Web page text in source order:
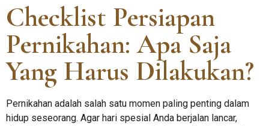
Checklist Persiapan
Pernikahan: Apa Saja
Yang Harus Dilakukan?
Pernikahan adalah salah satu momen paling penting dalam
hidup seseorang. Agar hari spesial Anda berjalan lancar,